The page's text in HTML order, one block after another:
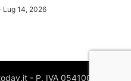
Lug 14, 2026
- P. IVA 05410020969